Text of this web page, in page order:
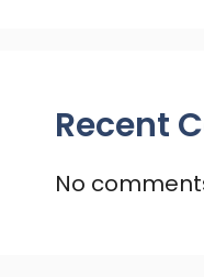
Recent
No